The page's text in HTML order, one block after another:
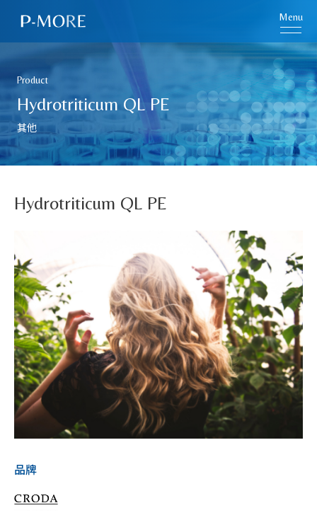
Menu
Product
Hydrotriticum QL PE
其他
Hydrotriticum QL PE
品牌